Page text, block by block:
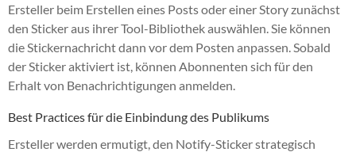
Ersteller beim Erstellen eines Posts oder einer Story zunächst
den Sticker aus ihrer Tool-Bibliothek auswählen. Sie können
die Stickernachricht dann vor dem Posten anpassen. Sobald
der Sticker aktiviert ist, können Abonnenten sich für den
Erhalt von Benachrichtigungen anmelden.
Best Practices für die Einbindung des Publikums
Ersteller werden ermutigt, den Notify-Sticker strategisch